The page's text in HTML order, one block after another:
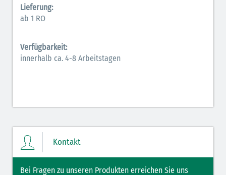
Hormone (braun-beige)
Lieferung:
ab 1 RO
Verfügbarkeit:
innerhalb ca. 4-8 Arbeitstagen
Kontakt
Bei Fragen zu unseren Produkten erreichen Sie uns